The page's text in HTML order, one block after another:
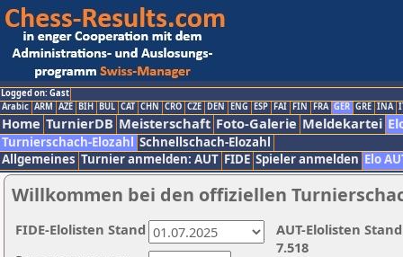
Logged on: Gast
Arabic ARM AZE BIH BUL CAT CHN CRO CZE DEN ENG ESP FAI FIN FRA GER GRE INA
Home TurnierDB Meisterschaft Foto-Galerie Meldekartei
Turnierschach-Elozahl Schnellschach-Elozahl
Allgemeines Turnier anmelden: AUT FIDE Spieler anmelden Elo
Willkommen bei den offiziellen
AUT-Elolisten
7.518
FIDE-Elolisten Stand